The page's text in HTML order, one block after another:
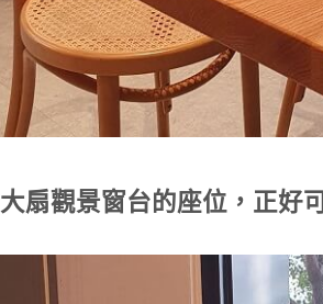
大扇觀景窗台的座位，正好